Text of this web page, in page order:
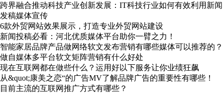
跨界融合推动科技产业创新发展：IT科技行业如何有效利用新闻
发稿媒体宣传
6款外贸网站效果展示，打造专业外贸网站建设
新闻投稿必看：河北优质媒体平台助你一臂之力！
智能家居品牌产品做网络软文发布营销有哪些媒体可以推荐的？
做自媒体多平台软文矩阵营销有什么好处
现在互联网都在做些什么？运用好以下服务让你业绩狂飙
从&quot;康美之恋“的广告MV了解品牌广告的重要性有哪些！
目前主流的互联网推广方式有哪些？